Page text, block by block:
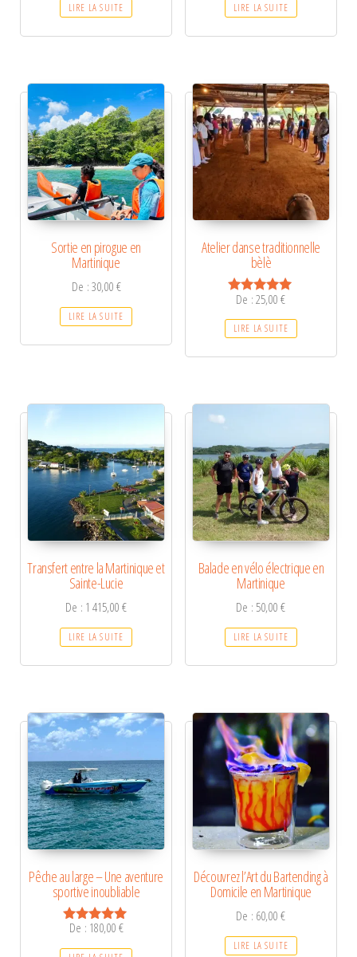
LIRE LA SUITE LIRE LA SUITE
Sortie en pirogue en
Martinique
De :30,00€
LIRE LA SUITE
Atelier danse traditionnelle
bèlè
Note
sur 5
De :25,00€
LIRE LA SUITE
Transfert entre la Martinique et
Sainte-Lucie
De : 1 415,00€
LIRE LA SUITE
Balade en vélo électrique en
Martinique
De : 50,00€
LIRE LA SUITE
Pêche au large – Une aventure
sportive inoubliable
Note
De : 180,00€
Découvrez l’Art du Bartending à
Domicile en Martinique
De : 60,00€
LIRE LA SUITE